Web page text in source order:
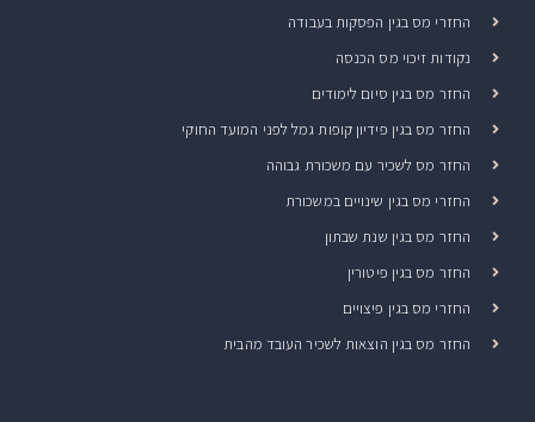
החזרי מס בגין הפסקות בעבודה
נקודות זיכוי מס הכנסה
החזר מס בגין סיום לימודים
החזר מס בגין פידיון קופות גמל לפני המועד החוקי
החזר מס לשכיר עם משכורת גבוהה
החזרי מס בגין שינויים במשכורת
החזר מס בגין שנת שבתון
החזר מס בגין פיטורין
החזרי מס בגין פיצויים
החזר מס בגין הוצאות לשכיר העובד מהבית